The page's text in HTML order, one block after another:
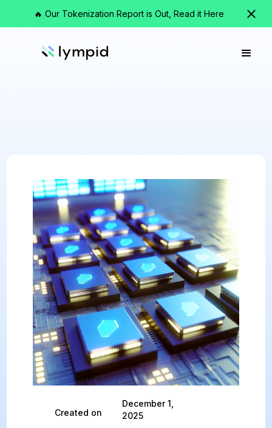
🔥 Our Tokenization Report is Out, Read it Here
Created on
December 1,
2025